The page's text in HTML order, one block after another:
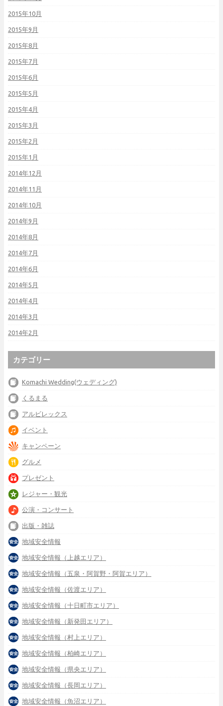
2015年10月
2015年9月
2015年8月
2015年7月
2015年6月
2015年5月
2015年4月
2015年3月
2015年2月
2015年1月
2014年12月
2014年11月
2014年10月
2014年9月
2014年8月
2014年7月
2014年6月
2014年5月
2014年4月
2014年3月
2014年2月
カテゴリー
Komachi Wedding(ウェディング)
くるまる
アルビレックス
イベント
キャンペーン
グルメ
プレゼント
レジャー・観光
公演・コンサート
出版・雑誌
地域安全情報
地域安全情報（上越エリア）
地域安全情報（五泉・阿賀野・阿賀エリア）
地域安全情報（佐渡エリア）
地域安全情報（十日町市エリア）
地域安全情報（新発田エリア）
地域安全情報（村上エリア）
地域安全情報（柏崎エリア）
地域安全情報（県央エリア）
地域安全情報（長岡エリア）
地域安全情報（魚沼エリア）